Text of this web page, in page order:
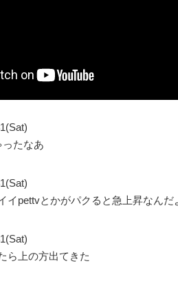
たなあ
イpettvとかがパクると急上昇なんだ
ら上の方出てきた